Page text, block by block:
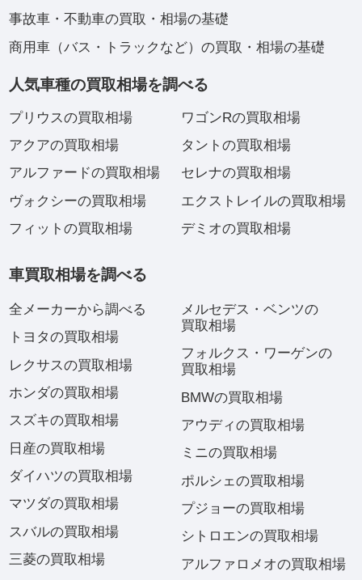
事故車・不動車の買取・相場の基礎
商用車（バス・トラックなど）の買取・相場の基礎
人気車種の買取相場を調べる
プリウスの買取相場
アクアの買取相場
アルファードの買取相場
ヴォクシーの買取相場
フィットの買取相場
ワゴンRの買取相場
タントの買取相場
セレナの買取相場
エクストレイルの買取相場
デミオの買取相場
車買取相場を調べる
全メーカーから調べる
トヨタの買取相場
レクサスの買取相場
ホンダの買取相場
スズキの買取相場
日産の買取相場
ダイハツの買取相場
マツダの買取相場
スバルの買取相場
三菱の買取相場
メルセデス・ベンツの
買取相場
フォルクス・ワーゲンの
買取相場
BMWの買取相場
アウディの買取相場
ミニの買取相場
ポルシェの買取相場
プジョーの買取相場
シトロエンの買取相場
アルファロメオの買取相場